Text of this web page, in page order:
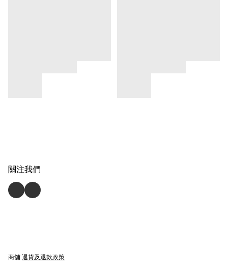
關注我們
商舖 退貨及退款政策